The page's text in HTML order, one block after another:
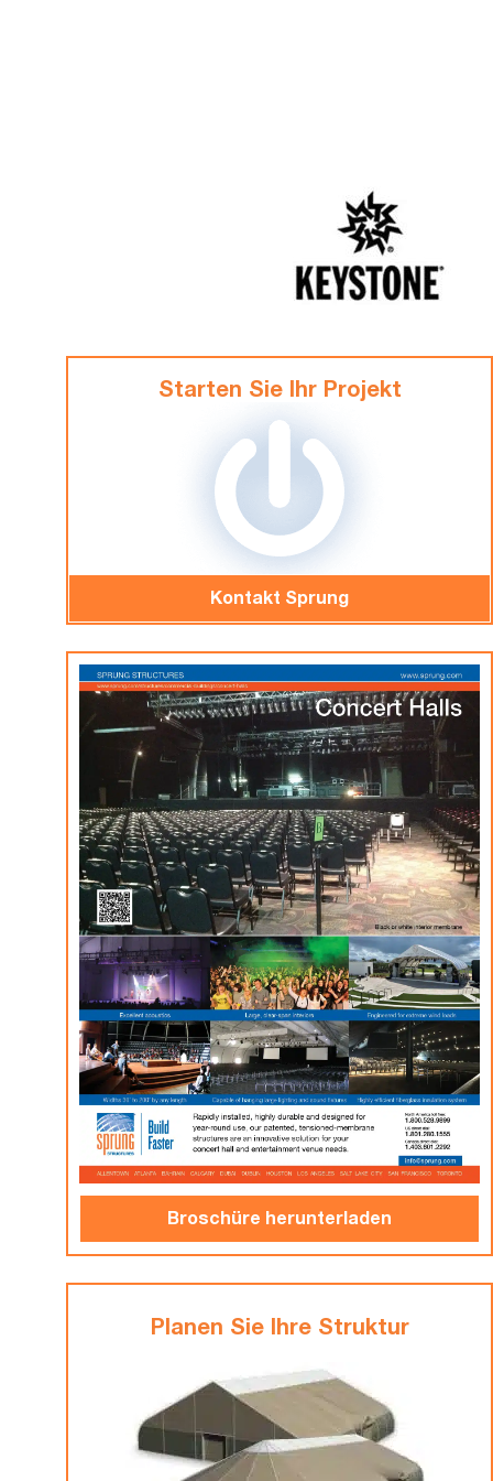
Starten Sie Ihr Projekt
Kontakt Sprung
Broschüre herunterladen
Planen Sie Ihre Struktur